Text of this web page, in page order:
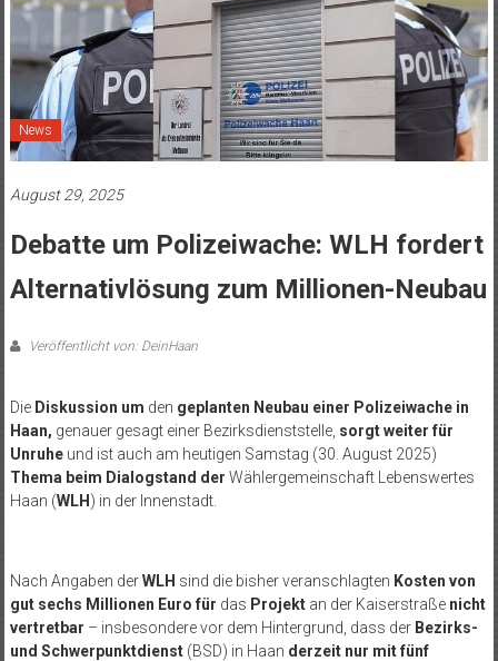
News
August 29, 2025
Debatte um Polizeiwache: WLH fordert
Alternativlösung zum Millionen-Neubau
Veröffentlicht von: DeinHaan
DieDiskussion um den geplanten Neubau einer Polizeiwache in
Haan, genauer gesagt einer Bezirksdienststelle, sorgt weiter für
Unruhe und ist auch am heutigen Samstag (30. August 2025)
Thema beim Dialogstand der Wählergemeinschaft Lebenswertes
Haan (WLH ) in der Innenstadt.
Nach Angaben derWLH sind die bisher veranschlagten Kosten von
gut sechs Millionen Euro für das Projekt an der Kaiserstraßenicht
vertretbar – insbesondere vor dem Hintergrund, dass der Bezirks-
und Schwerpunktdienst(BSD) in Haan derzeit nur mit fünf